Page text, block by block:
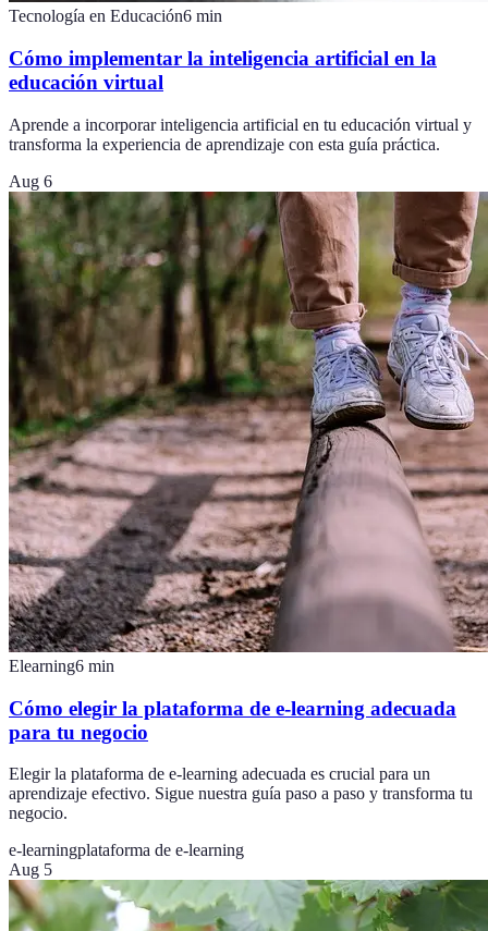
Tecnología en Educación6 min
Cómo implementar la inteligencia artificial en la
educación virtual
Aprende a incorporar inteligencia artificial en tu educación virtual y
transforma la experiencia de aprendizaje con esta guía práctica.
Aug 6
Elearning6 min
Cómo elegir la plataforma de e-learning adecuada
para tu negocio
Elegir la plataforma de e-learning adecuada es crucial para un
aprendizaje efectivo. Sigue nuestra guía paso a paso y transforma tu
negocio.
e-learningplataforma de e-learning
Aug 5